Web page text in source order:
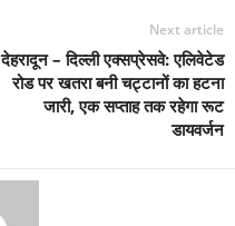
Next article
देहरादून – दिल्ली एक्सप्रेसवे: एलिवेटेड
रोड पर खतरा बनी चट्टानों का हटना
जारी, एक सप्ताह तक रहेगा रूट
डायवर्जन